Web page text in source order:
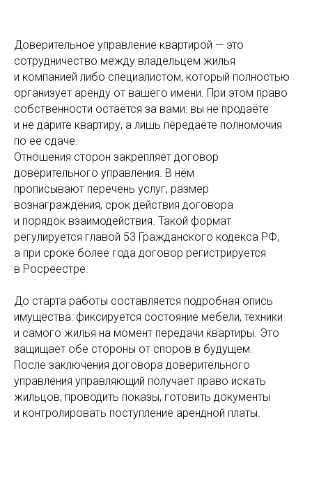
Доверительное управление квартирой — это
сотрудничество между владельцем жилья
и компанией либо специалистом, который полностью
организует аренду от вашего имени. При этом право
собственности остаётся за вами: вы не продаёте
и не дарите квартиру, а лишь передаёте полномочия
по ее сдаче.
Отношения сторон закрепляет договор
доверительного управления. В нём
прописывают перечень услуг, размер
вознаграждения, срок действия договора
и порядок взаимодействия. Такой формат
регулируется главой 53 Гражданского кодекса РФ,
а при сроке более года договор регистрируется
в Росреестре.
До старта работы составляется подробная опись
имущества: фиксируется состояние мебели, техники
и самого жилья на момент передачи квартиры. Это
защищает обе стороны от споров в будущем.
После заключения договора доверительного
управления управляющий получает право искать
жильцов, проводить показы, готовить документы
и контролировать поступление арендной платы.